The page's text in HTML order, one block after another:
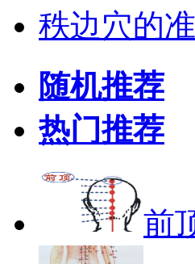
秩边穴的
随机推荐
热门推荐
前